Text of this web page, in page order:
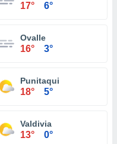
17° 6°
Ovalle
16° 3°
Punitaqui
18° 5°
Valdivia
13° 0°